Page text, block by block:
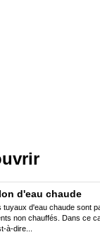
d'eau chaude
tuyaux d'eau chaude sont
non chauffés. Dans ce
à-dire...